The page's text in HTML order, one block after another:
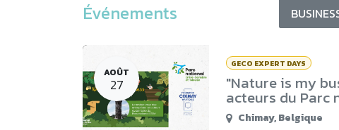
Événements
AOÛT
27
GECO EXPERT DAYS
"Nature is my
acteurs du Parc
Chimay,Belgique